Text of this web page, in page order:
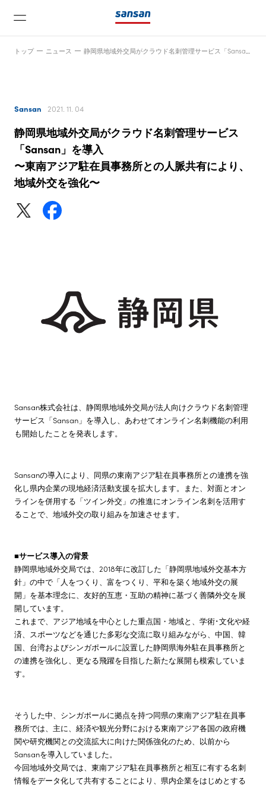
ニュース
サービス
テクノロジー
株主・投資家情報
サステナビリティ
トップ ニュース
Sansan 2021. 11. 04
静岡県地域外交局がクラウド名刺管理サービス
「Sansan」を導入
〜東南アジア駐在員事務所との人脈共有により、
地域外交を強化〜
Sansan株式会社は、静岡県地域外交局が法人向けクラウド名刺管理
サービス「Sansan」を導入し、あわせてオンライン名刺機能の利用
も開始したことを発表します。
Sansanの導入により、同県の東南アジア駐在員事務所との連携を強
化し県内企業の現地経済活動支援を拡大します。また、対面とオン
ラインを併用する「ツイン外交」の推進にオンライン名刺を活用す
ることで、地域外交の取り組みを加速させます。
■サービス導入の背景
静岡県地域外交局では、2018年に改訂した「静岡県地域外交基本方
針」の中で「人をつくり、富をつくり、平和を築く地域外交の展
開」を基本理念に、友好的互恵・互助の精神に基づく善隣外交を展
開しています。
これまで、アジア地域を中心とした重点国・地域と、学術･文化や経
済、スポーツなどを通じた多彩な交流に取り組みながら、中国、韓
国、台湾およびシンガポールに設置した静岡県海外駐在員事務所と
の連携を強化し、更なる飛躍を目指した新たな展開も模索していま
す。
そうした中、シンガポールに拠点を持つ同県の東南アジア駐在員事
務所では、主に、経済や観光分野における東南アジア各国の政府機
関や研究機関との交流拡大に向けた関係強化のため、以前から
Sansanを導入していました。
今回地域外交局では、東南アジア駐在員事務所と相互に有する名刺
情報をデータ化して共有することにより、県内企業をはじめとする